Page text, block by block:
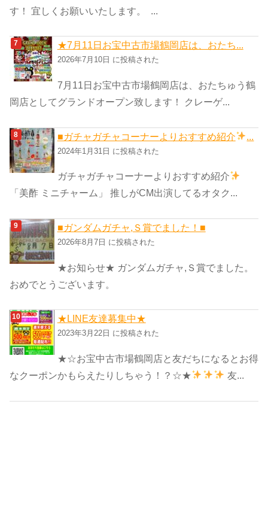
す！ 宜しくお願いいたします。 ...
★7月11日お宝中古市場鶴岡店は、おたち...
2026年7月10日 に投稿された
7月11日お宝中古市場鶴岡店は、おたちゅう鶴
岡店としてグランドオープン致します！ クレーゲ...
■ガチャガチャコーナーよりおすすめ紹介 ...
2024年1月31日 に投稿された
ガチャガチャコーナーよりおすすめ紹介
「美酢 ミニチャーム」 推しがCM出演してるオタク...
■ガンダムガチャ,Ｓ賞でました！■
2026年8月7日 に投稿された
★お知らせ★ ガンダムガチャ,Ｓ賞でました。
おめでとうございます。
★LINE友達募集中★
2023年3月22日 に投稿された
★☆お宝中古市場鶴岡店と友だちになるとお得
なクーポンかもらえたりしちゃう！？☆★
友...